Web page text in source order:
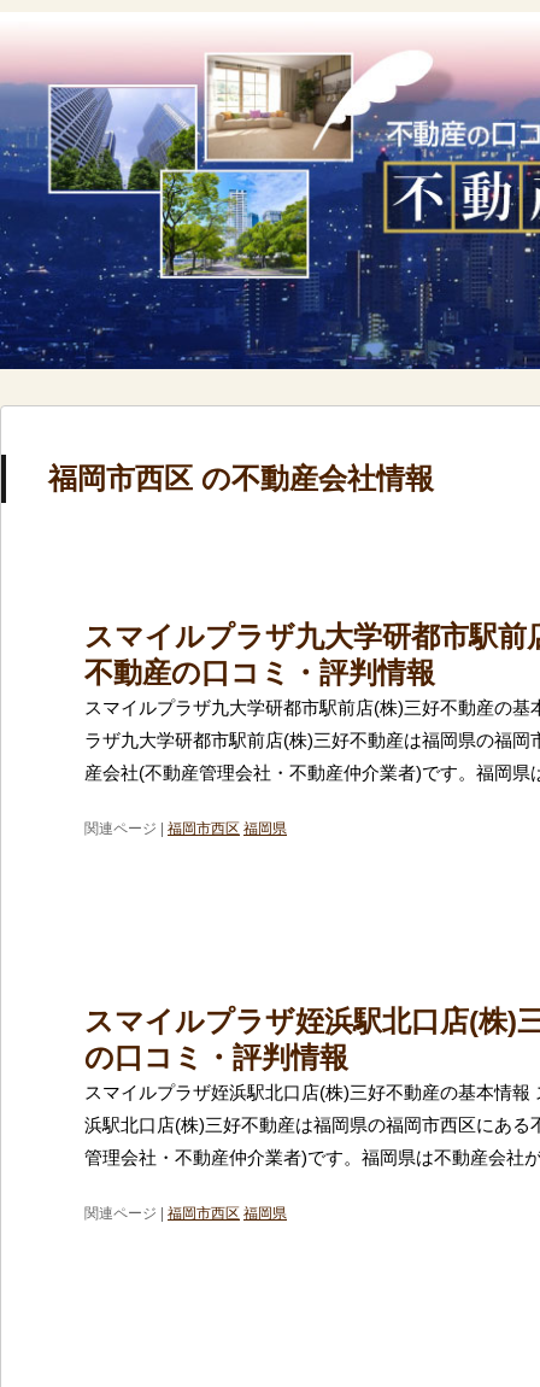
福岡市西区 の不動産会社情報
スマイルプラザ九大学研都市駅前
不動産の口コミ・評判情報
スマイルプラザ九大学研都市駅前店(株)三好不動産の基
ラザ九大学研都市駅前店(株)三好不動産は福岡県の福岡
産会社(不動産管理会社・不動産仲介業者)です。福岡県
関連ページ | 福岡市西区 福岡県
スマイルプラザ姪浜駅北口店(株)
の口コミ・評判情報
スマイルプラザ姪浜駅北口店(株)三好不動産の基本情報
浜駅北口店(株)三好不動産は福岡県の福岡市西区にある
管理会社・不動産仲介業者)です。福岡県は不動産会社
関連ページ | 福岡市西区 福岡県